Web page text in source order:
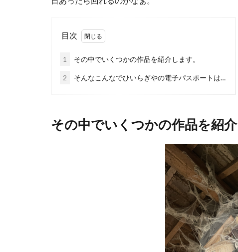
目次
1 その中でいくつかの作品を紹介します。
2 そんなこんなでひいらぎやの電子パスポートは…
その中でいくつかの作品を紹介